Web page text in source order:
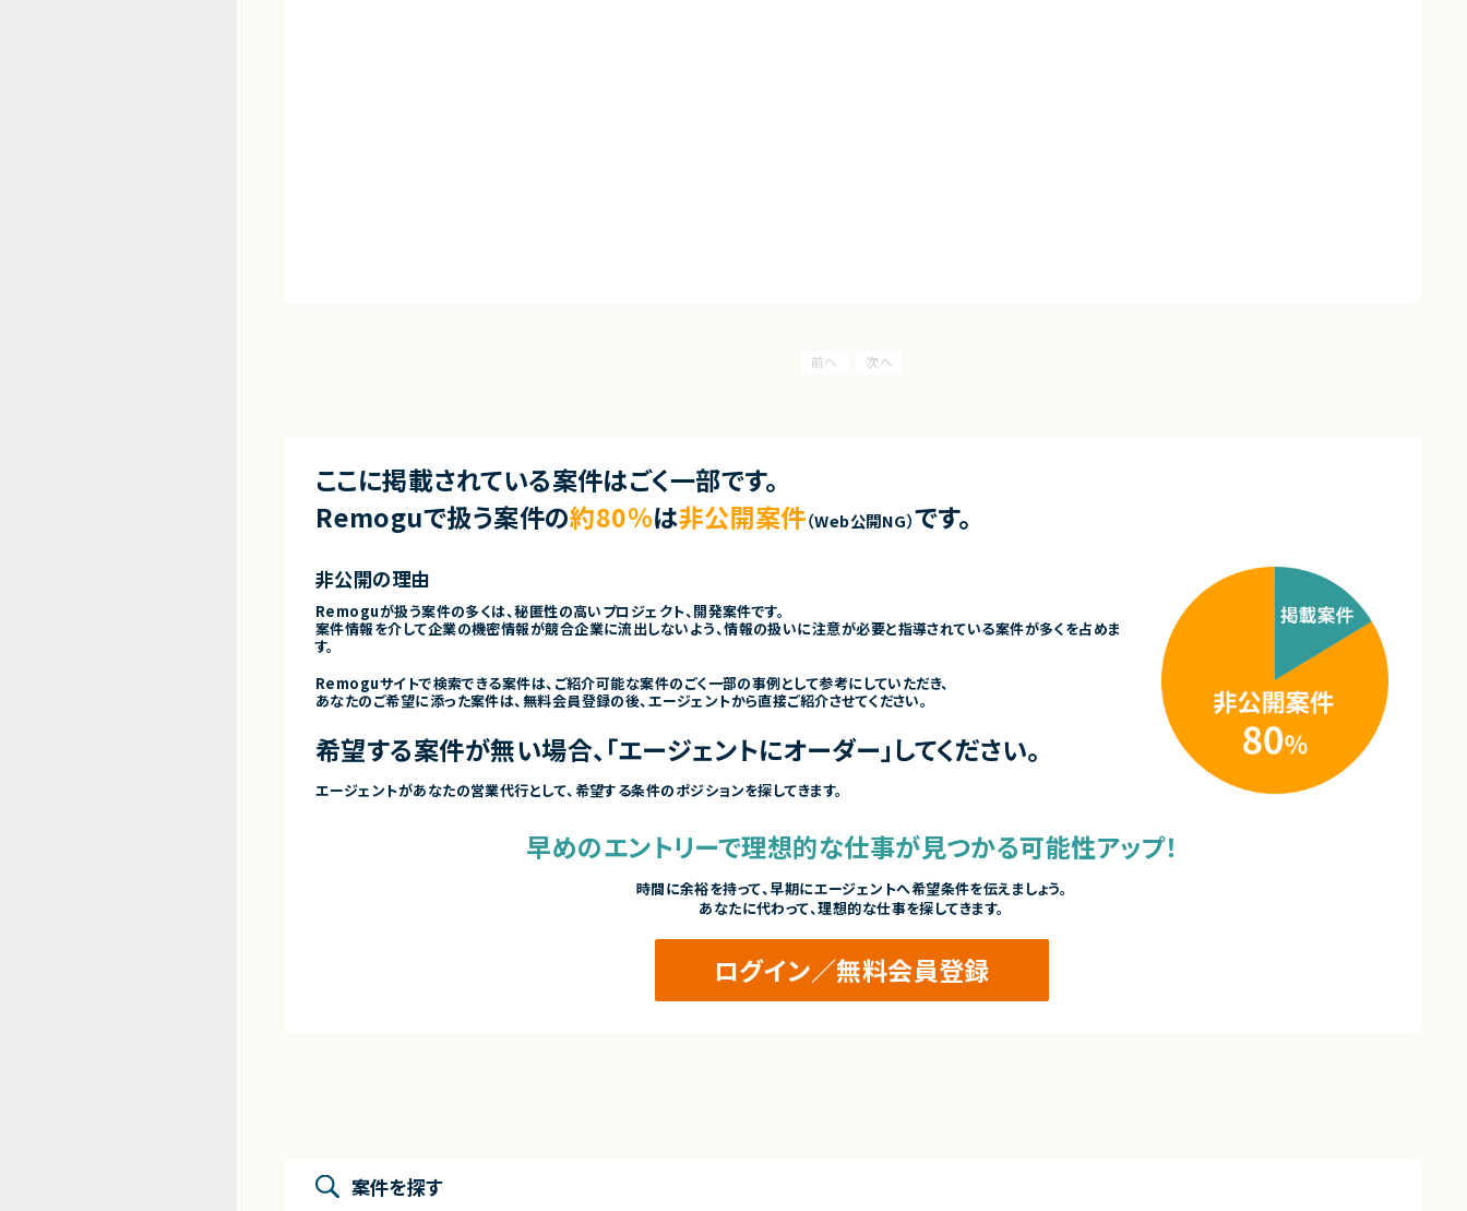
ここに掲載されている案件はごく一部です。
Remoguで扱う案件の約80％は非公開案件（Web公開NG）です。
非公開の理由
Remoguが扱う案件の多くは、秘匿性の高いプロジェクト、開発案件です。
案件情報を介して企業の機密情報が競合企業に流出しないよう、情報の扱いに注意が必要と指導されている案件が多くを占めま
す。
Remoguサイトで検索できる案件は、ご紹介可能な案件のごく一部の事例として参考にしていただき、
あなたのご希望に添った案件は、無料会員登録の後、エージェントから直接ご紹介させてください。
希望する案件が無い場合、「エージェントにオーダー」してください。
エージェントがあなたの営業代行として、希望する条件のポジションを探してきます。
早めのエントリーで理想的な仕事が見つかる可能性アップ！
時間に余裕を持って、早期にエージェントへ希望条件を伝えましょう。
あなたに代わって、理想的な仕事を探してきます。
ログイン／無料会員登録
案件を探す